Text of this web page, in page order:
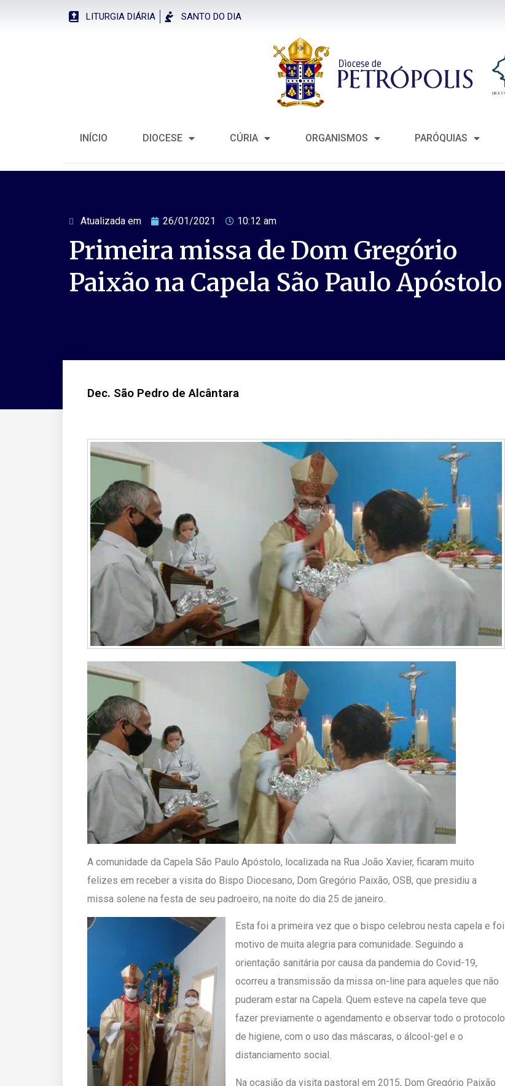
LITURGIA DIÁRIA SANTO DO DIA
INÍCIO DIOCESE CÚRIA ORGANISMOS PARÓQUIAS
Atualizada em 26/01/2021 10:12 am
Primeira missa de Dom Gregório
Paixão na Capela São Paulo Apóstolo
Dec. São Pedro de Alcântara
A comunidade da Capela São Paulo Apóstolo, localizada na Rua João Xavier, ficaram muito
felizes em receber a visita do Bispo Diocesano, Dom Gregório Paixão, OSB, que presidiu a
missa solene na festa de seu padroeiro, na noite do dia 25 de janeiro.
Esta foi a primeira vez que o bispo celebrou nesta capela e foi
motivo de muita alegria para comunidade. Seguindo a
orientação sanitária por causa da pandemia do Covid-19,
ocorreu a transmissão da missa on-line para aqueles que não
puderam estar na Capela. Quem esteve na capela teve que
fazer previamente o agendamento e observar todo o protocolo
de higiene, com o uso das máscaras, o álcool-gel e o
distanciamento social.
Na ocasião da visita pastoral em 2015, Dom Gregório Paixão